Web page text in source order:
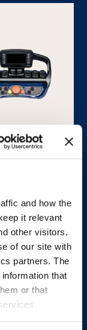
and how the
it relevant
other visitors.
of our site with
partners. The
that
or that